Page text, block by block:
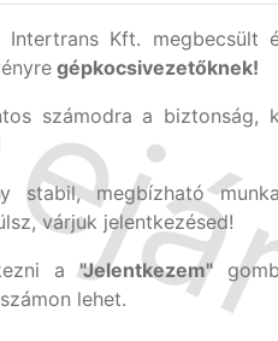
Intertrans Kft. megbecsült
gépkocsivezetőknek!
számodra a biztonság,
stabil, megbízható
várjuk jelentkezésed!
a"Jelentkezem"
lehet.